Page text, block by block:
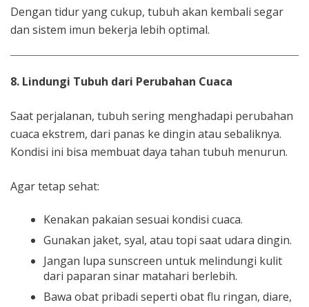
Dengan tidur yang cukup, tubuh akan kembali segar
dan sistem imun bekerja lebih optimal.
8. Lindungi Tubuh dari Perubahan Cuaca
Saat perjalanan, tubuh sering menghadapi perubahan
cuaca ekstrem, dari panas ke dingin atau sebaliknya.
Kondisi ini bisa membuat daya tahan tubuh menurun.
Agar tetap sehat:
Kenakan pakaian sesuai kondisi cuaca.
Gunakan jaket, syal, atau topi saat udara dingin.
Jangan lupa sunscreen untuk melindungi kulit
dari paparan sinar matahari berlebih.
Bawa obat pribadi seperti obat flu ringan, diare,